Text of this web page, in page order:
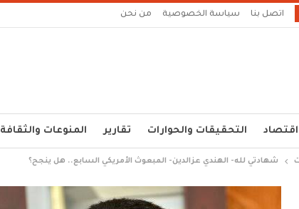
اتصل بنا سياسة الخصوصية من نحن
اقتصاد التحقيقات والحوارات تقارير المنوعات والثقافة
شهادتي لله- الهندي عزالدين- المبعوث الأمريكي السابع.. هل ينجح؟